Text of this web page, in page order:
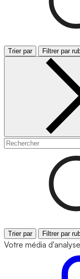
Trier par Filtrer par
Trier par Filtrer par
Votre média